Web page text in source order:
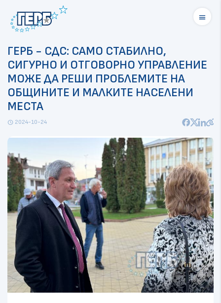
menu
ГЕРБ - СДС: САМО СТАБИЛНО,
СИГУРНО И ОТГОВОРНО УПРАВЛЕНИЕ
МОЖЕ ДА РЕШИ ПРОБЛЕМИТЕ НА
ОБЩИНИТЕ И МАЛКИТЕ НАСЕЛЕНИ
МЕСТА
schedule 2024-10-24